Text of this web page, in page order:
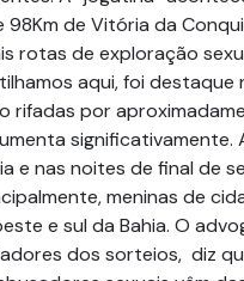
de Vitória da
rotas de exploração
aqui, foi destaque
rifadas por
significativamente.
e nas noites de final de
meninas de
e sul da Bahia. O
dos sorteios, diz